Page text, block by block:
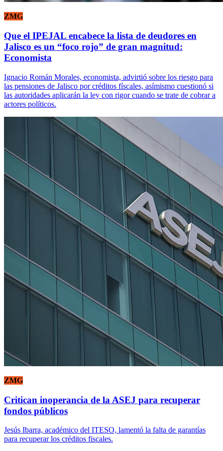
ZMG
Que el IPEJAL encabece la lista de deudores en
Jalisco es un “foco rojo” de gran magnitud:
Economista
Ignacio Román Morales, economista, advirtió sobre los riesgo para
las pensiones de Jalisco por créditos físcales, asímismo cuestionó si
las autoridades aplicarán la ley con rigor cuando se trate de cobrar a
actores políticos.
ZMG
Critican inoperancia de la ASEJ para recuperar
fondos públicos
Jesús Ibarra, académico del ITESO, lamentó la falta de garantías
para recuperar los créditos fiscales.